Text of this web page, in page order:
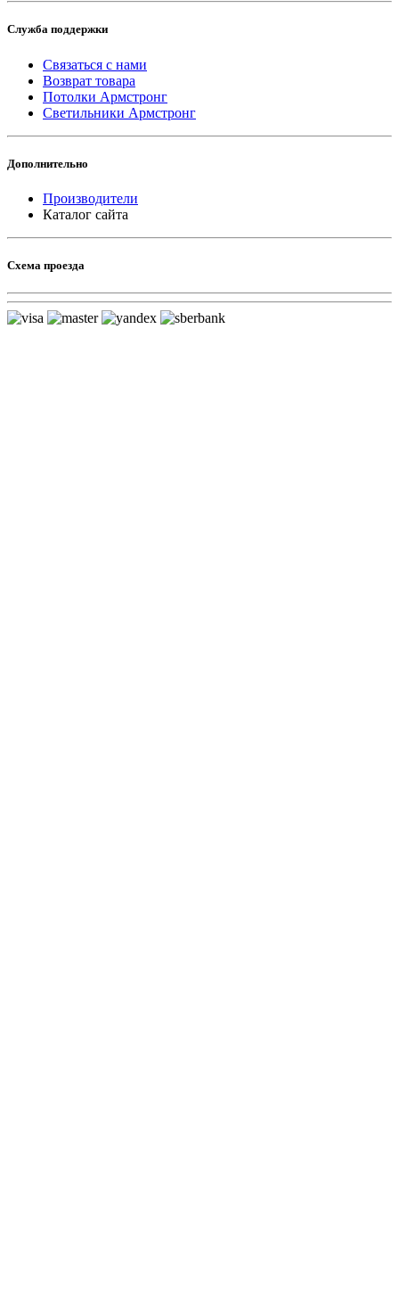
Служба поддержки
Связаться с нами
Возврат товара
Потолки Армстронг
Светильники Армстронг
Дополнительно
Производители
Каталог сайта
Схема проезда